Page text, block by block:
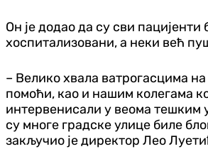
Он је додао да су сви пацијенти
хоспитализовани, а неки већ
– Велико хвала ватрогасцима на
помоћи, као и нашим колегама
интервенисали у веома тешким
су многе градске улице биле
закључио је директор Лео